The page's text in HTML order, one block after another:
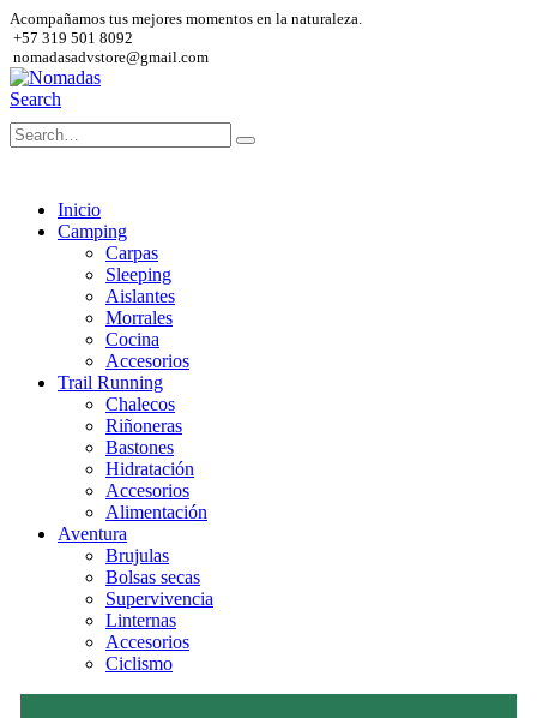
Acompañamos tus mejores momentos en la naturaleza.
+57 319 501 8092
nomadasadvstore@gmail.com
Search
Inicio
Camping
Carpas
Sleeping
Aislantes
Morrales
Cocina
Accesorios
Trail Running
Chalecos
Riñoneras
Bastones
Hidratación
Accesorios
Alimentación
Aventura
Brujulas
Bolsas secas
Supervivencia
Linternas
Accesorios
Ciclismo